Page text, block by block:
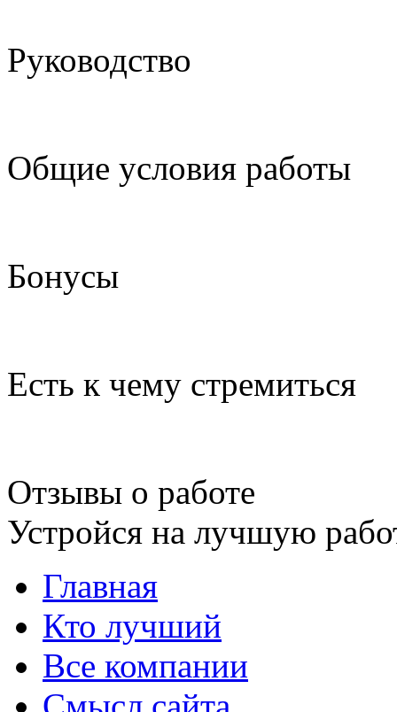
Руководство
Общие условия работы
Бонусы
Есть к чему стремиться
Отзывы о работе
Устройся на лучшую
Главная
Кто лучший
Все компании